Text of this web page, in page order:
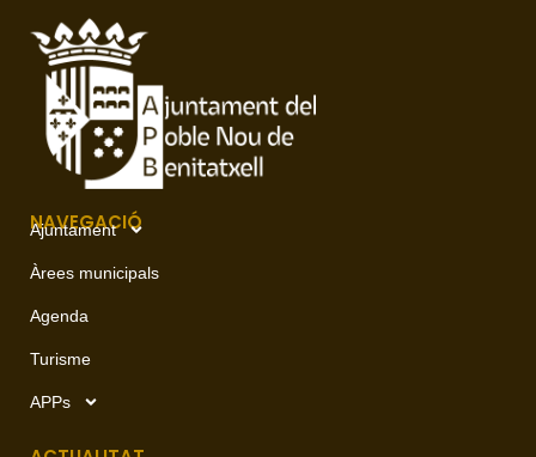
NAVEGACIÓ
Ajuntament
Àrees municipals
Agenda
Turisme
APPs